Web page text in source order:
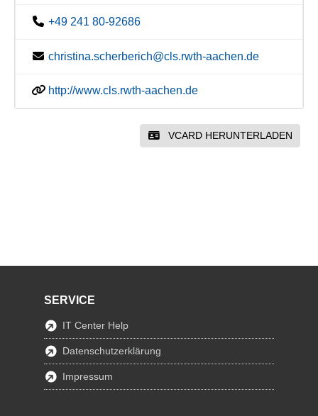
+49 241 80-92686
christina.scherberich@cls.rwth-aachen.de
http://www.cls.rwth-aachen.de
VCARD HERUNTERLADEN
SERVICE
IT Center Help
Datenschutzerklärung
Impressum